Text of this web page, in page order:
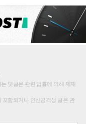
댓글은 관련 법률에 의해 제재
포함되거나 인신공격성 글은 관